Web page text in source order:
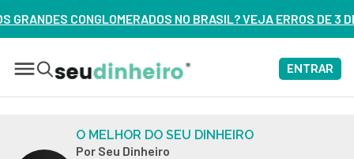
NO BRASIL? VEJA ERROS DE 3 DELES – ASSISTA AGORA
ENTRAR
O MELHOR DO SEU DINHEIRO
Por Seu Dinheiro